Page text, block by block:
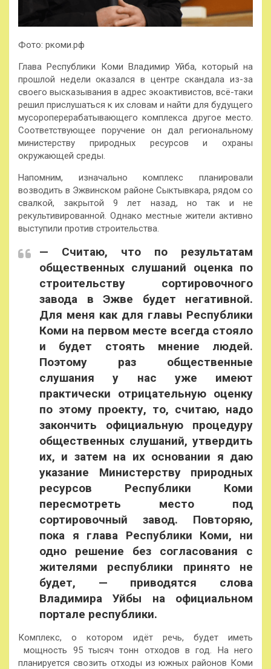
Фото: ркоми.рф
Глава Республики Коми Владимир Уйба, который на
прошлой недели оказался в центре скандала из-за
своего высказывания в адрес экоактивистов, всё-таки
решил прислушаться к их словам и найти для будущего
мусороперерабатывающего комплекса другое место.
Соответствующее поручение он дал региональному
министерству природных ресурсов и охраны
окружающей среды.
Напомним, изначально комплекс планировали
возводить в Эжвинском районе Сыктывкара, рядом со
свалкой, закрытой 9 лет назад, но так и не
рекультивированной. Однако местные жители активно
выступили против строительства.
— Считаю, что по результатам
общественных слушаний оценка по
строительству сортировочного
завода в Эжве будет негативной.
Для меня как для главы Республики
Коми на первом месте всегда стояло
и будет стоять мнение людей.
Поэтому раз общественные
слушания у нас уже имеют
практически отрицательную оценку
по этому проекту, то, считаю, надо
закончить официальную процедуру
общественных слушаний, утвердить
их, и затем на их основании я даю
указание Министерству природных
ресурсов Республики Коми
пересмотреть место под
сортировочный завод. Повторяю,
пока я глава Республики Коми, ни
одно решение без согласования с
жителями республики принято не
будет, — приводятся слова
Владимира Уйбы на официальном
портале республики.
Комплекс, о котором идёт речь, будет иметь
мощность 95 тысяч тонн отходов в год. На него
планируется свозить отходы из южных районов Коми